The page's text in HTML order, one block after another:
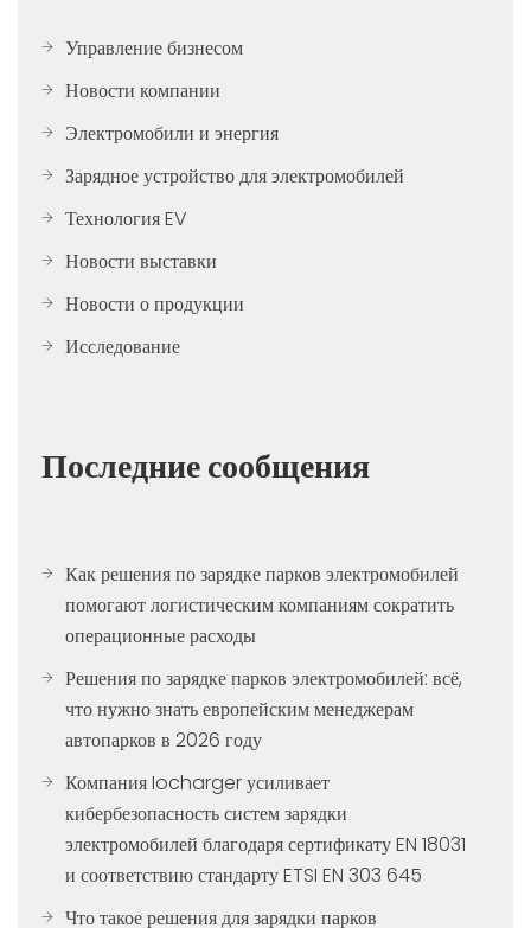
Управление бизнесом
Новости компании
Электромобили и энергия
Зарядное устройство для электромобилей
Технология EV
Новости выставки
Новости о продукции
Исследование
Последние сообщения
Как решения по зарядке парков электромобилей
помогают логистическим компаниям сократить
операционные расходы
Решения по зарядке парков электромобилей: всё,
что нужно знать европейским менеджерам
автопарков в 2026 году
Компания Iocharger усиливает
кибербезопасность систем зарядки
электромобилей благодаря сертификату EN 18031
и соответствию стандарту ETSI EN 303 645
Что такое решения для зарядки парков